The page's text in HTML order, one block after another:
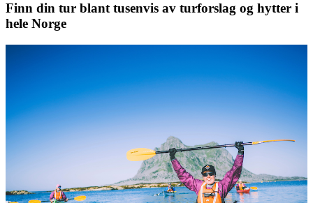
Finn din tur blant tusenvis av turforslag og hytter i
hele Norge